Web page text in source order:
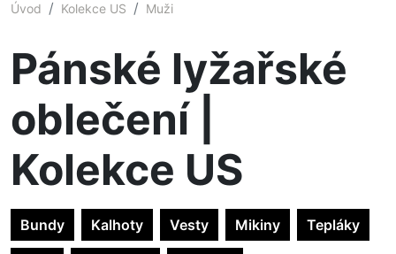
Úvod Kolekce US Muži
Pánské lyžařské
oblečení |
Kolekce US
Bundy Kalhoty Vesty Mikiny Tepláky